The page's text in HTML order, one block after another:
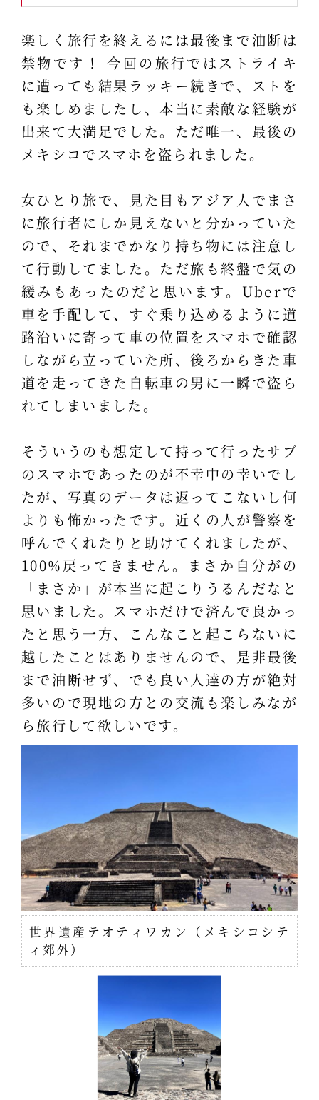
楽しく旅行を終えるには最後まで油断は
禁物です！ 今回の旅行ではストライキ
に遭っても結果ラッキー続きで、ストを
も楽しめましたし、本当に素敵な経験が
出来て大満足でした。ただ唯一、最後の
メキシコでスマホを盗られました。
女ひとり旅で、見た目もアジア人でまさ
に旅行者にしか見えないと分かっていた
ので、それまでかなり持ち物には注意し
て行動してました。ただ旅も終盤で気の
緩みもあったのだと思います。Uberで
車を手配して、すぐ乗り込めるように道
路沿いに寄って車の位置をスマホで確認
しながら立っていた所、後ろからきた車
道を走ってきた自転車の男に一瞬で盗ら
れてしまいました。
そういうのも想定して持って行ったサブ
のスマホであったのが不幸中の幸いでし
たが、写真のデータは返ってこないし何
よりも怖かったです。近くの人が警察を
呼んでくれたりと助けてくれましたが、
100%戻ってきません。まさか自分がの
「まさか」が本当に起こりうるんだなと
思いました。スマホだけで済んで良かっ
たと思う一方、こんなこと起こらないに
越したことはありませんので、是非最後
まで油断せず、でも良い人達の方が絶対
多いので現地の方との交流も楽しみなが
ら旅行して欲しいです。
世界遺産テオティワカン（メキシコシテ
ィ郊外）